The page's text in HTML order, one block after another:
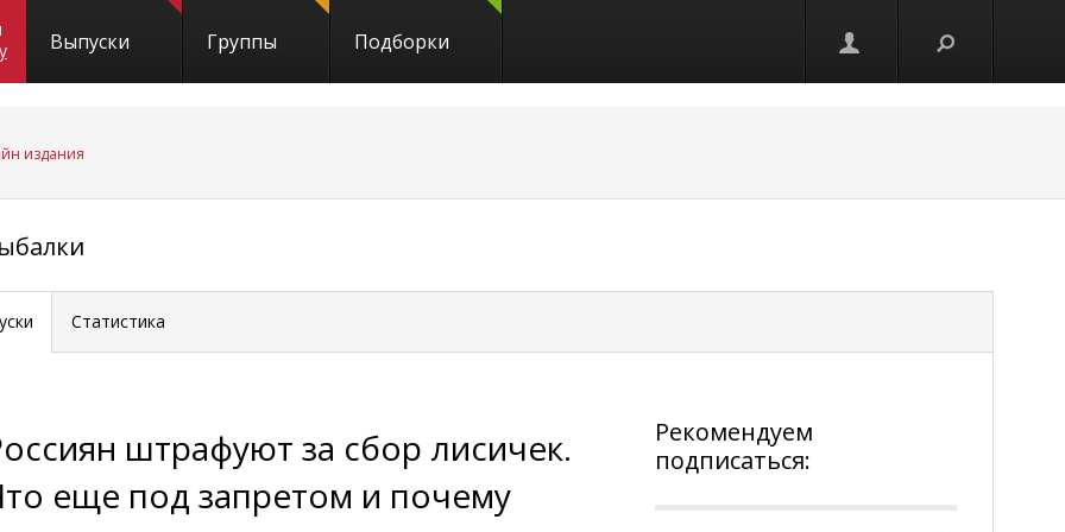
Выпуски Группы Подборки
издания
Статистика
штрафуют за сбор лисичек.
еще под запретом и почему
Рекомендуем
подписаться: